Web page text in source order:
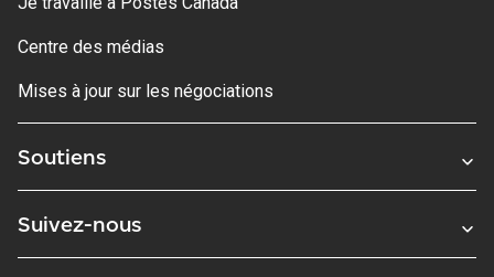
Centre des médias
Mises à jour sur les négociations
Soutiens
Suivez-nous